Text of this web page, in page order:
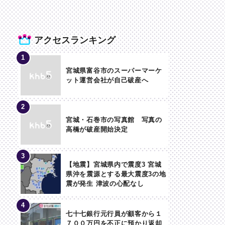
アクセスランキング
宮城県富谷市のスーパーマーケ
ット運営会社が自己破産へ
宮城・石巻市の写真館 写真の
高橋が破産開始決定
【地震】宮城県内で震度3 宮城
県沖を震源とする最大震度3の地
震が発生 津波の心配なし
七十七銀行元行員が顧客から１
７００万円を不正に預かり返却